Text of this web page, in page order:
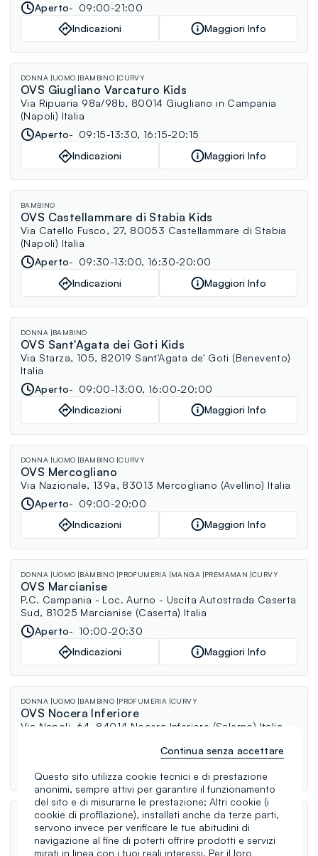
Aperto
09:00-21:00
Indicazioni
Maggiori Info
DONNA UOMO BAMBINO CURVY
OVS Giugliano Varcaturo Kids
Via Ripuaria 98a/98b, 80014 Giugliano in Campania
(Napoli) Italia
Aperto
09:15-13:30, 16:15-20:15
Indicazioni
Maggiori Info
BAMBINO
OVS Castellammare di Stabia Kids
Via Catello Fusco, 27, 80053 Castellammare di Stabia
(Napoli) Italia
Aperto
09:30-13:00, 16:30-20:00
Indicazioni
Maggiori Info
DONNA BAMBINO
OVS Sant'Agata dei Goti Kids
Via Starza, 105, 82019 Sant'Agata de' Goti (Benevento)
Italia
Aperto
09:00-13:00, 16:00-20:00
Indicazioni
Maggiori Info
DONNA UOMO BAMBINO CURVY
OVS Mercogliano
Via Nazionale, 139a, 83013 Mercogliano (Avellino) Italia
Aperto
09:00-20:00
Indicazioni
Maggiori Info
DONNA UOMO BAMBINO PROFUMERIA MANGA PREMAMAN CURVY
OVS Marcianise
P.C. Campania - Loc. Aurno - Uscita Autostrada Caserta
Sud, 81025 Marcianise (Caserta) Italia
Aperto
10:00-20:30
Indicazioni
Maggiori Info
DONNA UOMO BAMBINO PROFUMERIA CURVY
OVS Nocera Inferiore
Via Napoli, 64, 84014 Nocera Inferiore (Salerno) Italia
09:30-13:00, 16:30-20:30
DONNA UOMO BAMBINO CURVY
OVS Napoli Corso Malta
Via Nuova Poggio Reale, 80143 Napoli (Napoli) Italia
Questo sito utilizza cookie tecnici e di prestazione
anonimi, sempre attivi per garantire il funzionamento
del sito e di misurarne le prestazione; Altri cookie (i
cookie di profilazione), installati anche da terze parti,
servono invece per verificare le tue abitudini di
navigazione al fine di poterti offrire prodotti e servizi
mirati in linea con i tuoi reali interessi. Per il loro
Continua senza accettare